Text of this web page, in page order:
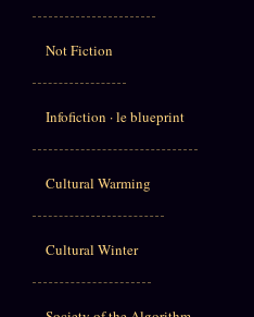
Not Fiction
Infofiction · le blueprint
Cultural Warming
Cultural Winter